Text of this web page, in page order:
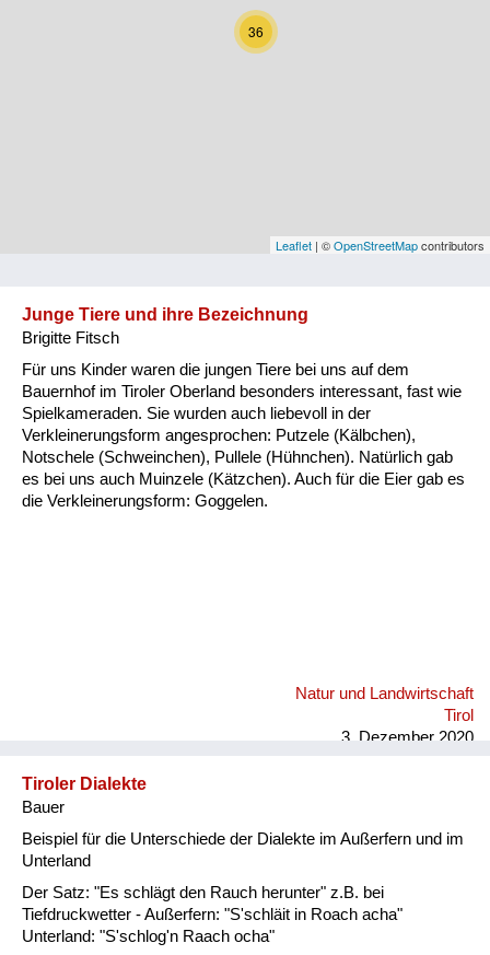
Niederösterreich
Oberösterreich
Vorarlberg
Natur und Landwirtschaft
Fluchen und Reden
Mensch, Tier und Alltag
36
Leaflet | ©OpenStreetMapcontributors
Junge Tiere und ihre Bezeichnung
Brigitte Fitsch
Für uns Kinder waren die jungen Tiere bei uns auf dem
Bauernhof im Tiroler Oberland besonders interessant, fast wie
Spielkameraden. Sie wurden auch liebevoll in der
Verkleinerungsform angesprochen: Putzele (Kälbchen),
Notschele (Schweinchen), Pullele (Hühnchen). Natürlich gab
es bei uns auch Muinzele (Kätzchen). Auch für die Eier gab es
die Verkleinerungsform: Goggelen.
Natur und Landwirtschaft
Tirol
3. Dezember 2020
Tiroler Dialekte
Bauer
Beispiel für die Unterschiede der Dialekte im Außerfern und im
Unterland
Der Satz: "Es schlägt den Rauch herunter" z.B. bei
Tiefdruckwetter - Außerfern: "S'schläit in Roach acha"
Unterland: "S'schlog'n Raach ocha"